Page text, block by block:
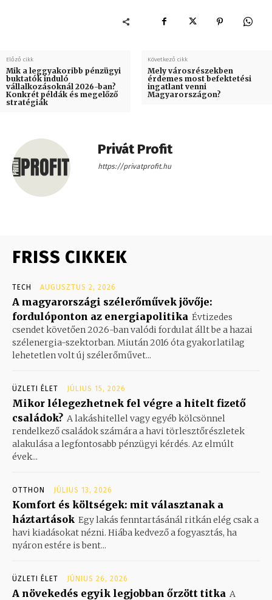
Előző cikk
Mik a leggyakoribb pénzügyi
buktatók induló
vállalkozásoknál 2026-ban?
Konkrét példák és megelőző
stratégiák
Következő cikk
Mely városrészekben
érdemes most befektetési
ingatlant venni
Magyarországon?
Privát Profit
https://privatprofit.hu
FRISS CIKKEK
TECH AUGUSZTUS 2, 2026
A magyarországi szélerőművek jövője:
fordulóponton az energiapolitika Évtizedes
csendet követően 2026-ban valódi fordulat állt be a hazai
szélenergia-szektorban. Miután 2016 óta gyakorlatilag
lehetetlen volt új szélerőművet...
ÜZLETI ÉLET JÚLIUS 15, 2026
Mikor lélegezhetnek fel végre a hitelt fizető
családok? A lakáshitellel vagy egyéb kölcsönnel
rendelkező családok számára a havi törlesztőrészletek
alakulása a legfontosabb pénzügyi kérdés. Az elmúlt
évek...
OTTHON JÚLIUS 13, 2026
Komfort és költségek: mit választanak a
háztartások Egy lakás fenntartásánál ritkán elég csak a
havi kiadásokat nézni. Hiába kedvező a fogyasztás, ha
nyáron estére is bent...
ÜZLETI ÉLET JÚNIUS 26, 2026
A növekedés egyik legjobban őrzött titka A